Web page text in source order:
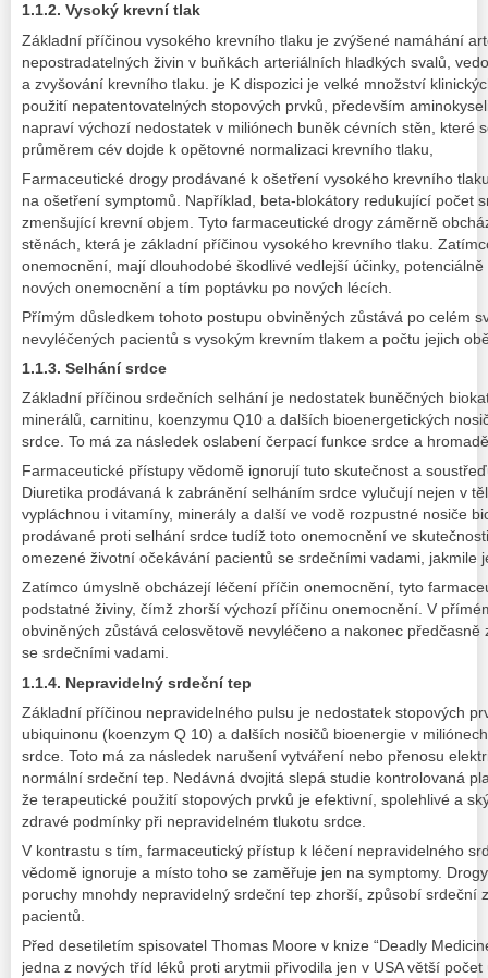
1.1.2. Vysoký krevní tlak
Základní příčinou vysokého krevního tlaku je zvýšené namáhání
nepostradatelných živin v buňkách arteriálních hladkých svalů,
a zvyšování krevního tlaku. je K dispozici je velké množství
použití nepatentovatelných stopových prvků, především
napraví výchozí nedostatek v miliónech buněk cévních stěn, které
průměrem cév dojde k opětovné normalizaci krevního tlaku,
Farmaceutické drogy prodávané k ošetření vysokého krevního
na ošetření symptomů. Například, beta-blokátory redukující počet
zmenšující krevní objem. Tyto farmaceutické drogy záměrně
stěnách, která je základní příčinou vysokého krevního tlaku.
onemocnění, mají dlouhodobé škodlivé vedlejší účinky,
nových onemocnění a tím poptávku po nových lécích.
Přímým důsledkem tohoto postupu obviněných zůstává po celém
nevyléčených pacientů s vysokým krevním tlakem a počtu jejich
1.1.3. Selhání srdce
Základní příčinou srdečních selhání je nedostatek buněčných
minerálů, carnitinu, koenzymu Q10 a dalších bioenergetických
srdce. To má za následek oslabení čerpací funkce srdce a
Farmaceutické přístupy vědomě ignorují tuto skutečnost a
Diuretika prodávaná k zabránění selháním srdce vylučují nejen v
vypláchnou i vitamíny, minerály a další ve vodě rozpustné nosiče
prodávané proti selhání srdce tudíž toto onemocnění ve
omezené životní očekávání pacientů se srdečními vadami, jakmile
Zatímco úmyslně obcházejí léčení příčin onemocnění, tyto
podstatné živiny, čímž zhorší výchozí příčinu onemocnění. V
obviněných zůstává celosvětově nevyléčeno a nakonec
se srdečními vadami.
1.1.4. Nepravidelný srdeční tep
Základní příčinou nepravidelného pulsu je nedostatek stopových
ubiquinonu (koenzym Q 10) a dalších nosičů bioenergie v
srdce. Toto má za následek narušení vytváření nebo přenosu
normální srdeční tep. Nedávná dvojitá slepá studie kontrolovaná
že terapeutické použití stopových prvků je efektivní, spolehlivé a
zdravé podmínky při nepravidelném tlukotu srdce.
V kontrastu s tím, farmaceutický přístup k léčení nepravidelného
vědomě ignoruje a místo toho se zaměřuje jen na symptomy.
poruchy mnohdy nepravidelný srdeční tep zhorší, způsobí srdeční
pacientů.
Před desetiletím spisovatel Thomas Moore v knize “Deadly
jedna z nových tříd léků proti arytmii přivodila jen v USA větší